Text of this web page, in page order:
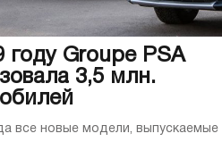
году Groupe PSA
3,5 млн.
все новые модели, выпускаемые